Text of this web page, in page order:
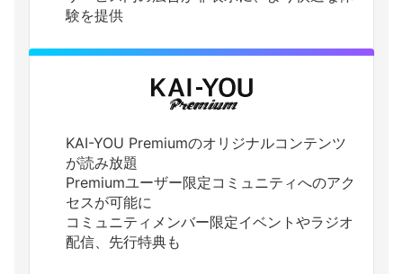
験を提供
KAI-YOU Premiumのオリジナルコンテンツ
が読み放題
Premiumユーザー限定コミュニティへのアク
セスが可能に
コミュニティメンバー限定イベントやラジオ
配信、先行特典も